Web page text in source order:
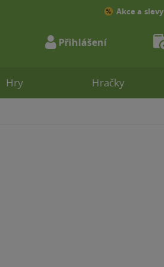
Hry Hračky
Akce a slevy
Přihlášení